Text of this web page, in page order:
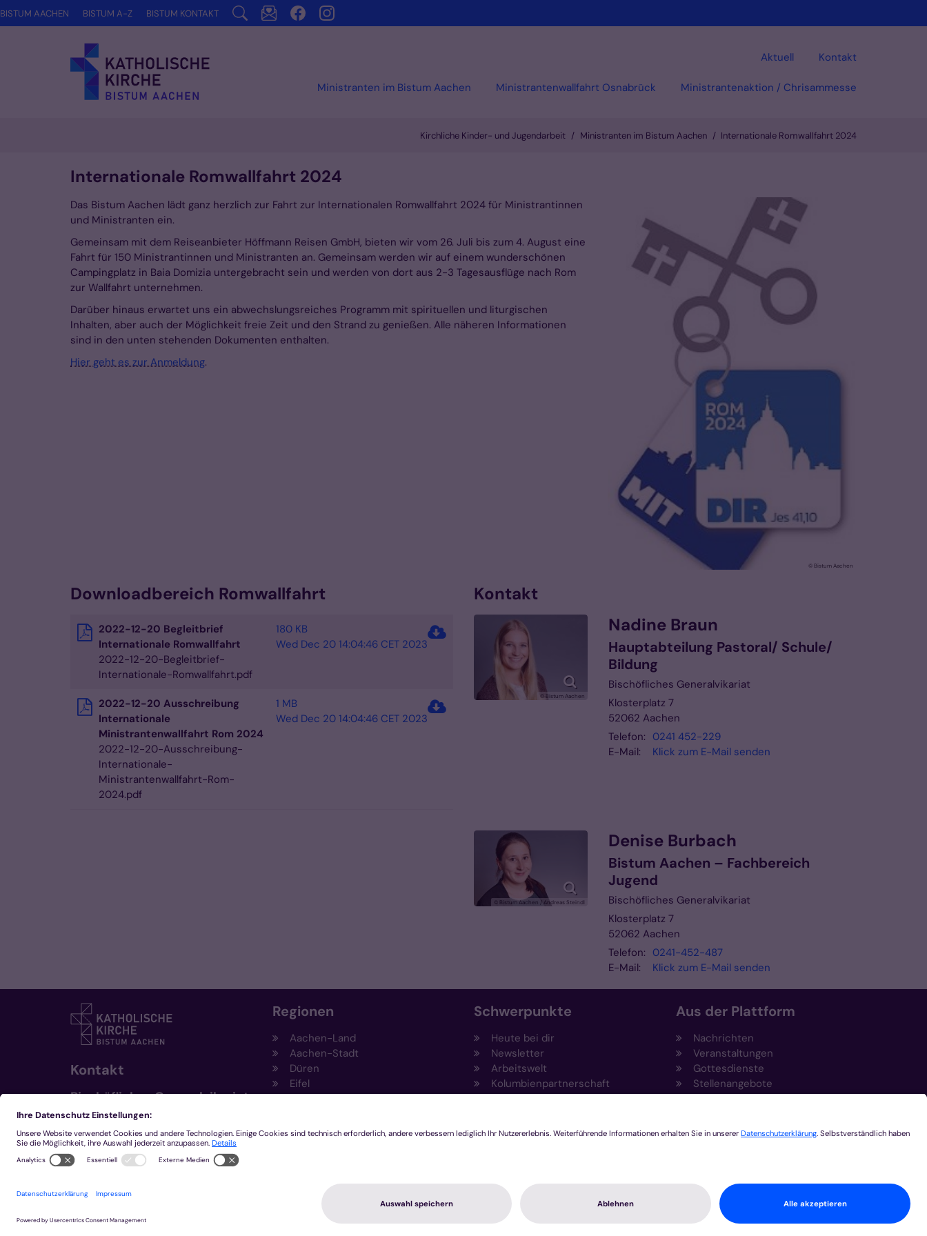
Zum Inhalt springen
Ministranten im Bistum Aachen Ministrantenwallfahrt Osnabrück Ministrantenaktion / Chrisammesse
Aktuell Kontakt
BISTUM AACHEN BISTUM A-Z BISTUM KONTAKT
Kirchliche Kinder- und Jugendarbeit Ministranten im Bistum Aachen Internationale Romwallfahrt 2024
Internationale Romwallfahrt 2024
© Bistum Aachen
Das Bistum Aachen lädt ganz herzlich zur Fahrt zur Internationalen Romwallfahrt 2024 für Ministrantinnen
und Ministranten ein.
Gemeinsam mit dem Reiseanbieter Höffmann Reisen GmbH, bieten wir vom 26. Juli bis zum 4. August eine
Fahrt für 150 Ministrantinnen und Ministranten an. Gemeinsam werden wir auf einem wunderschönen
Campingplatz in Baia Domizia untergebracht sein und werden von dort aus 2-3 Tagesausflüge nach Rom
zur Wallfahrt unternehmen.
Darüber hinaus erwartet uns ein abwechslungsreiches Programm mit spirituellen und liturgischen
Inhalten, aber auch der Möglichkeit freie Zeit und den Strand zu genießen. Alle näheren Informationen
sind in den unten stehenden Dokumenten enthalten.
Hier geht es zur Anmeldung.
Downloadbereich Romwallfahrt Kontakt
2022-12-20 Begleitbrief
Internationale Romwallfahrt
2022-12-20-Begleitbrief-
Internationale-Romwallfahrt.pdf
180 KB
Wed Dec 20 14:04:46 CET 2023
2022-12-20 Ausschreibung
Internationale
Ministrantenwallfahrt Rom 2024
2022-12-20-Ausschreibung-
Internationale-
Ministrantenwallfahrt-Rom-
2024.pdf
1 MB
Wed Dec 20 14:04:46 CET 2023
© Bistum Aachen
Nadine Braun
Hauptabteilung Pastoral/ Schule/
Bildung
Bischöfliches Generalvikariat
Klosterplatz 7
52062 Aachen
Telefon: 0241 452-229
E-Mail:
Klick zum E-Mail senden
© Bistum Aachen / Andreas Steindl
Denise Burbach
Bistum Aachen – Fachbereich
Jugend
Bischöfliches Generalvikariat
Klosterplatz 7
52062 Aachen
Telefon: 0241-452-487
E-Mail:
Klick zum E-Mail senden
Kontakt
Bischöfliches Generalvikariat
Aachen
+49 241 452-0
kommunikation@bistum-
aachen.de
Regionen
Aachen-Land
Aachen-Stadt
Düren
Eifel
Krefeld
Schwerpunkte
Heute bei dir
Newsletter
Arbeitswelt
Kolumbienpartnerschaft
Fundraising
Aus der Plattform
Nachrichten
Veranstaltungen
Gottesdienste
Stellenangebote
Rechtsdatenbank
2026 © Bistum Aachen Datenschutzerklärung